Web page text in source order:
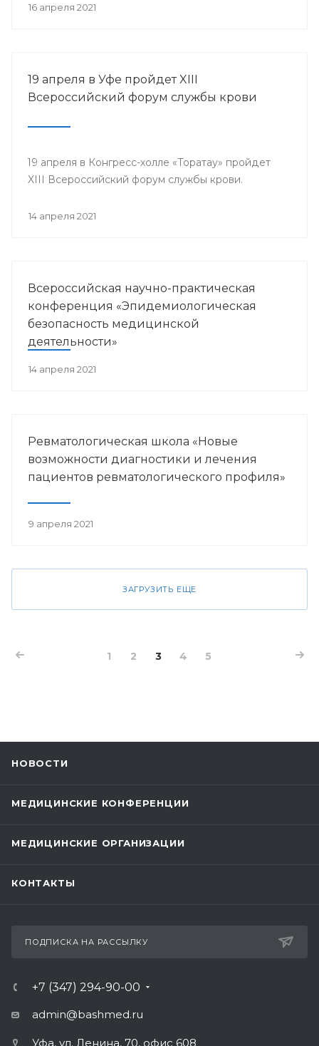
16 апреля 2021
19 апреля в Уфе пройдет XIII
Всероссийский форум службы крови
19 апреля в Конгресс-холле «Торатау» пройдет
XIII Всероссийский форум службы крови.
14 апреля 2021
Всероссийская научно-практическая
конференция «Эпидемиологическая
безопасность медицинской
деятельности»
14 апреля 2021
Ревматологическая школа «Новые
возможности диагностики и лечения
пациентов ревматологического профиля»
9 апреля 2021
ЗАГРУЗИТЬ ЕЩЕ
1 2 3 4 5
НОВОСТИ
МЕДИЦИНСКИЕ КОНФЕРЕНЦИИ
МЕДИЦИНСКИЕ ОРГАНИЗАЦИИ
КОНТАКТЫ
ПОДПИСКА НА РАССЫЛКУ
+7 (347) 294-90-00
admin@bashmed.ru
Уфа, ул. Ленина, 70, офис 608